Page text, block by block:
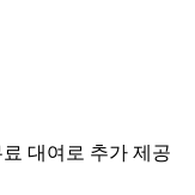
대여로 추가 제공